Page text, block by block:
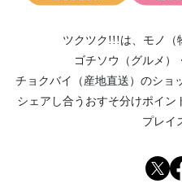
ツクツク!!!は、 モノ（
ゴチソウ（グルメ）
チョクバイ（産地直送） のショ
シェアし合う おすそ分けポイン
プレイ